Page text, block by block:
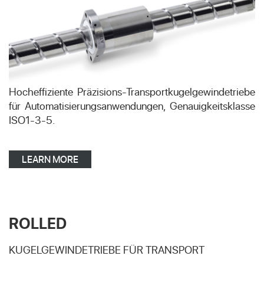
Hocheffiziente Präzisions-Transportkugelgewindetriebe
für Automatisierungsanwendungen, Genauigkeitsklasse
ISO1-3-5.
LEARN MORE
ROLLED
KUGELGEWINDETRIEBE FÜR TRANSPORT